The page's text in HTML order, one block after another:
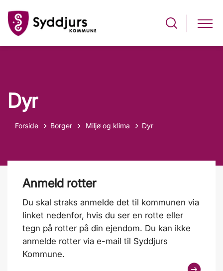
Dyr
Forside Borger Tilbage til
Miljø og klima Dyr
Anmeld rotter
Du skal straks anmelde det til kommunen via
linket nedenfor, hvis du ser en rotte eller
tegn på rotter på din ejendom. Du kan ikke
anmelde rotter via e-mail til Syddjurs
Kommune.